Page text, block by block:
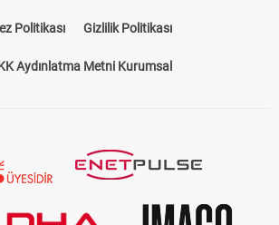
Politikası Gizlilik Politikası
Aydınlatma Metni Kurumsal